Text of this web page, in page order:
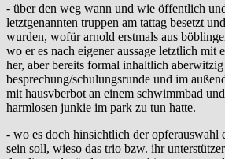
- über den weg wann und wie öffentlich
letztgenannten truppen am tattag besetzt
wurden, wofür arnold erstmals aus
wo er es nach eigener aussage letztlich mit
her, aber bereits formal inhaltlich aberwitzig
besprechung/schulungsrunde und im
mit hausvberbot an einem schwimmbad
harmlosen junkie im park zu tun hatte.
- wo es doch hinsichtlich der opferauswahl
sein soll, wieso das trio bzw. ihr